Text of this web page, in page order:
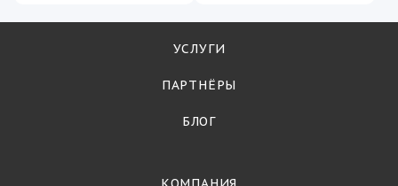
УСЛУГИ
ПАРТНЁРЫ
БЛОГ